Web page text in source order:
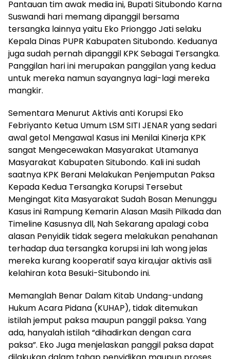
Pantauan tim awak media ini, Bupati Situbondo Karna
Suswandi hari memang dipanggil bersama
tersangka lainnya yaitu Eko Prionggo Jati selaku
Kepala Dinas PUPR Kabupaten Situbondo. Keduanya
juga sudah pernah dipanggil KPK Sebagai Tersangka.
Panggilan hari ini merupakan panggilan yang kedua
untuk mereka namun sayangnya lagi-lagi mereka
mangkir.
Sementara Menurut Aktivis anti Korupsi Eko
Febriyanto Ketua Umum LSM SITI JENAR yang sedari
awal getol Mengawal Kasus ini Menilai Kinerja KPK
sangat Mengecewakan Masyarakat Utamanya
Masyarakat Kabupaten Situbondo. Kali ini sudah
saatnya KPK Berani Melakukan Penjemputan Paksa
Kepada Kedua Tersangka Korupsi Tersebut
Mengingat Kita Masyarakat Sudah Bosan Menunggu
Kasus ini Rampung Kemarin Alasan Masih Pilkada dan
Timeline Kasusnya dll, Nah Sekarang apalagi coba
alasan Penyidik tidak segera melakukan penahanan
terhadap dua tersangka korupsi ini lah wong jelas
mereka kurang kooperatif saya kira,ujar aktivis asli
kelahiran kota Besuki-Situbondo ini.
Memanglah Benar Dalam Kitab Undang-undang
Hukum Acara Pidana (KUHAP), tidak ditemukan
istilah jemput paksa maupun panggil paksa. Yang
ada, hanyalah istilah “dihadirkan dengan cara
paksa”. Eko Juga menjelaskan panggil paksa dapat